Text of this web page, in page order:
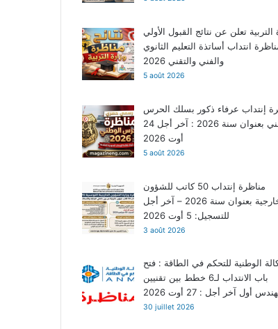
التربية تعلن عن نتائج القبول الأولي
انتداب أساتذة التعليم الثانوي
والفني والتقني 2026
5 août 2026
إنتداب عرفاء ذكور بسلك الحرس
الوطني بعنوان سنة 2026 : آخر أجل 24
أوت 2026
5 août 2026
مناظرة إنتداب 50 كاتب للشؤون
الخارجية بعنوان سنة 2026 – آخر أجل
للتسجيل: 5 أوت 2026
3 août 2026
الوطنية للتحكم في الطاقة : فتح
باب الانتداب لـ6 خطط بين تقنيين
أول آخر أجل : 27 أوت 2026
30 juillet 2026